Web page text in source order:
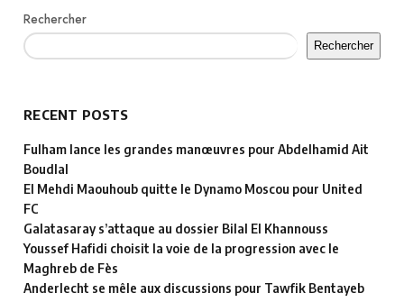
Rechercher
Rechercher
RECENT POSTS
Fulham lance les grandes manœuvres pour Abdelhamid Ait
Boudlal
El Mehdi Maouhoub quitte le Dynamo Moscou pour United
FC
Galatasaray s’attaque au dossier Bilal El Khannouss
Youssef Hafidi choisit la voie de la progression avec le
Maghreb de Fès
Anderlecht se mêle aux discussions pour Tawfik Bentayeb